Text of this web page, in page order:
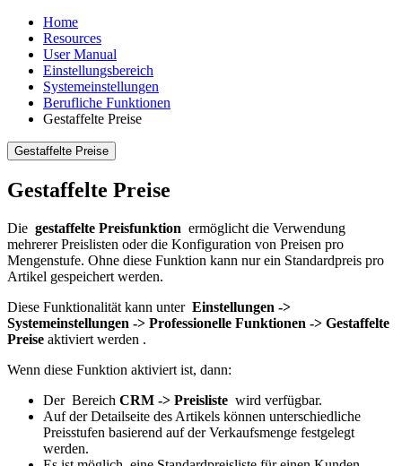
Home
Resources
User Manual
Einstellungsbereich
Systemeinstellungen
Berufliche Funktionen
Gestaffelte Preise
Gestaffelte Preise
Gestaffelte Preise
Die gestaffelte Preisfunktion ermöglicht die Verwendung
mehrerer Preislisten oder die Konfiguration von Preisen pro
Mengenstufe. Ohne diese Funktion kann nur ein Standardpreis pro
Artikel gespeichert werden.
Diese Funktionalität kann unter Einstellungen ->
Systemeinstellungen -> Professionelle Funktionen -> Gestaffelte
Preise aktiviert werden .
Wenn diese Funktion aktiviert ist, dann:
Der Bereich CRM -> Preisliste wird verfügbar.
Auf der Detailseite des Artikels können unterschiedliche
Preisstufen basierend auf der Verkaufsmenge festgelegt
werden.